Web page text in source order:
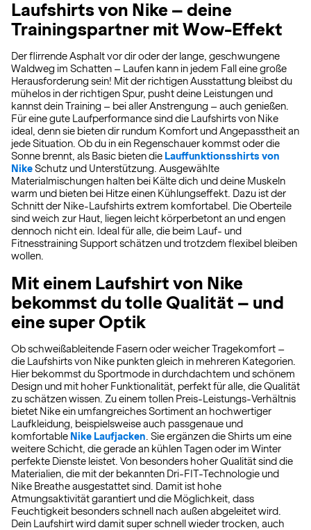
Laufshirts von Nike – deine
Trainingspartner mit Wow-Effekt
Der flirrende Asphalt vor dir oder der lange, geschwungene
Waldweg im Schatten – Laufen kann in jedem Fall eine große
Herausforderung sein! Mit der richtigen Ausstattung bleibst du
mühelos in der richtigen Spur, pusht deine Leistungen und
kannst dein Training – bei aller Anstrengung – auch genießen.
Für eine gute Laufperformance sind die Laufshirts von Nike
ideal, denn sie bieten dir rundum Komfort und Angepasstheit an
jede Situation. Ob du in ein Regenschauer kommst oder die
Sonne brennt, als Basic bieten die Lauffunktionsshirts von
Nike Schutz und Unterstützung. Ausgewählte
Materialmischungen halten bei Kälte dich und deine Muskeln
warm und bieten bei Hitze einen Kühlungseffekt. Dazu ist der
Schnitt der Nike-Laufshirts extrem komfortabel. Die Oberteile
sind weich zur Haut, liegen leicht körperbetont an und engen
dennoch nicht ein. Ideal für alle, die beim Lauf- und
Fitnesstraining Support schätzen und trotzdem flexibel bleiben
wollen.
Mit einem Laufshirt von Nike
bekommst du tolle Qualität – und
eine super Optik
Ob schweißableitende Fasern oder weicher Tragekomfort –
die Laufshirts von Nike punkten gleich in mehreren Kategorien.
Hier bekommst du Sportmode in durchdachtem und schönem
Design und mit hoher Funktionalität, perfekt für alle, die Qualität
zu schätzen wissen. Zu einem tollen Preis-Leistungs-Verhältnis
bietet Nike ein umfangreiches Sortiment an hochwertiger
Laufkleidung, beispielsweise auch passgenaue und
komfortable Nike Laufjacken . Sie ergänzen die Shirts um eine
weitere Schicht, die gerade an kühlen Tagen oder im Winter
perfekte Dienste leistet. Von besonders hoher Qualität sind die
Materialien, die mit der bekannten Dri-FIT-Technologie und
Nike Breathe ausgestattet sind. Damit ist hohe
Atmungsaktivität garantiert und die Möglichkeit, dass
Feuchtigkeit besonders schnell nach außen abgeleitet wird.
Dein Laufshirt wird damit super schnell wieder trocken, auch